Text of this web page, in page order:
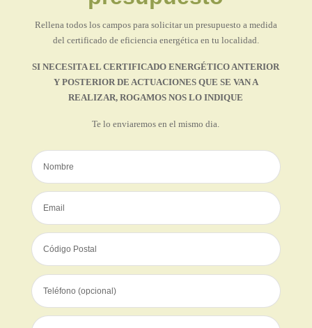
Rellena todos los campos para solicitar un presupuesto a medida
del certificado de eficiencia energética en tu localidad.
SI NECESITA EL CERTIFICADO ENERGÉTICO ANTERIOR
Y POSTERIOR DE ACTUACIONES QUE SE VAN A
REALIZAR, ROGAMOS NOS LO INDIQUE
Te lo enviaremos en el mismo dia.